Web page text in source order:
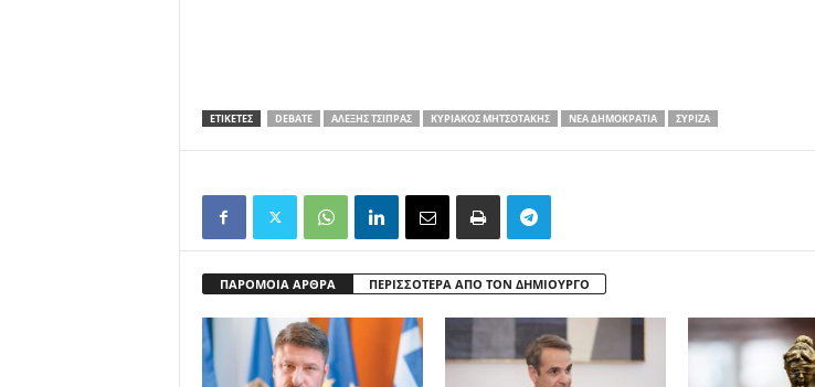
ΕΤΙΚΕΤΕΣ DEBATE ΑΛΈΞΗΣ ΤΣΊΠΡΑΣ ΚΥΡΙΆΚΟΣ ΜΗΤΣΟΤΆΚΗΣ ΝΈΑ ΔΗΜΟΚΡΑΤΊΑ ΣΥΡΙΖΑ
ΠΑΡΟΜΟΙΑ ΑΡΘΡΑ ΠΕΡΙΣΣΟΤΕΡΑ ΑΠΟ ΤΟΝ ΔΗΜΙΟΥΡΓΟ